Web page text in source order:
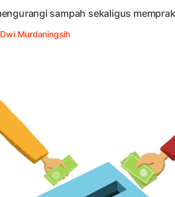
sampah sekaligus
Dwi Murdaningsih